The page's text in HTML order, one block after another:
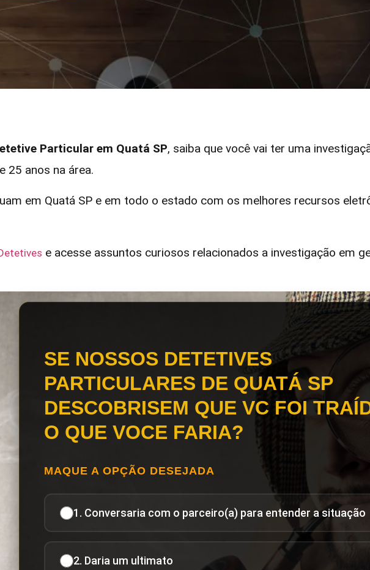
Particular em Quatá SP, saiba que você vai ter uma
25 anos na área.
em Quatá SP e em todo o estado com os melhores recursos
e acesse assuntos curiosos relacionados a investigação em
SE NOSSOS DETETIVES
PARTICULARES DE QUATÁ SP
DESCOBRISEM QUE VC FOI
O QUE VOCE FARIA?
MAQUE A OPÇÃO DESEJADA
1. Conversaria com o parceiro(a) para entender a situação
2. Daria um ultimato